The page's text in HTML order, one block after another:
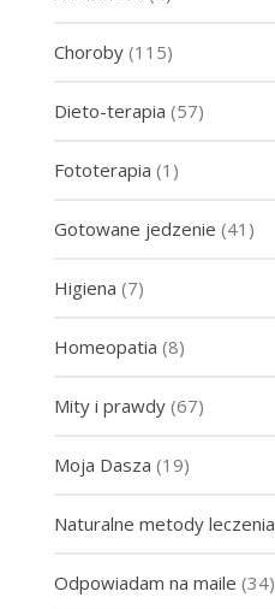
Choroby(115)
Dieto-terapia (57)
Fototerapia (1)
Gotowane jedzenie (41)
Higiena (7)
Homeopatia (8)
Mity i prawdy(67)
Moja Dasza (19)
Naturalne metody leczenia
Odpowiadam na maile (34)